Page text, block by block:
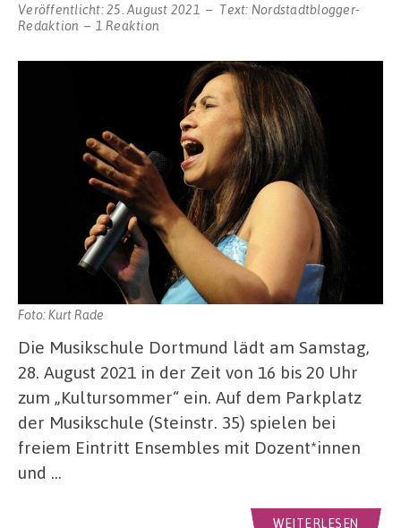
Veröffentlicht:25. August 2021 Text: Nordstadtblogger-
Redaktion
1 Reaktion
Foto: Kurt Rade
Die Musikschule Dortmund lädt am Samstag,
28. August 2021 in der Zeit von 16 bis 20 Uhr
zum „Kultursommer“ ein. Auf dem Parkplatz
der Musikschule (Steinstr. 35) spielen bei
freiem Eintritt Ensembles mit Dozent*innen
und …
WEITERLESEN